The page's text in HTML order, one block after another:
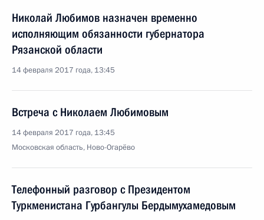
Николай Любимов назначен временно
исполняющим обязанности губернатора
Рязанской области
14 февраля 2017 года, 13:45
Встреча с Николаем Любимовым
14 февраля 2017 года, 13:45
Московская область, Ново-Огарёво
Телефонный разговор с Президентом
Туркменистана Гурбангулы Бердымухамедовым